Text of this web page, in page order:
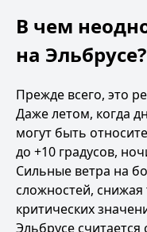
В чем
на Эльбрусе?
Прежде всего, это
Даже летом, когда
могут быть
до +10 градусов,
Сильные ветра на
сложностей, снижая
критических
Эльбрусе